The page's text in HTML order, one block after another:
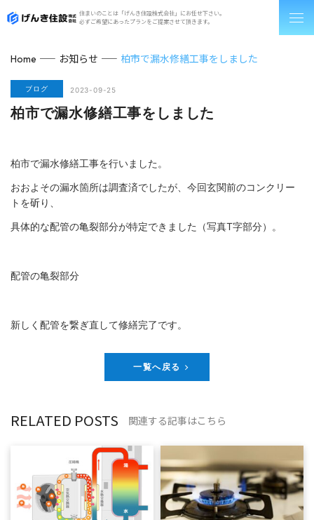
住まいのことは「げんき住設株式会社」にお任せ下さい。
必ずご希望にあったプランをご提案させて頂きます。
Home お知らせ 柏市で漏水修繕工事をしました
ブログ 2023-09-25
柏市で漏水修繕工事をしました
柏市で漏水修繕工事を行いました。
おおよその漏水箇所は調査済でしたが、今回玄関前のコンクリー
トを斫り、
具体的な配管の亀裂部分が特定できました（写真T字部分）。
配管の亀裂部分
新しく配管を繋ぎ直して修繕完了です。
一覧へ戻る
RELATED POSTS 関連する記事はこちら